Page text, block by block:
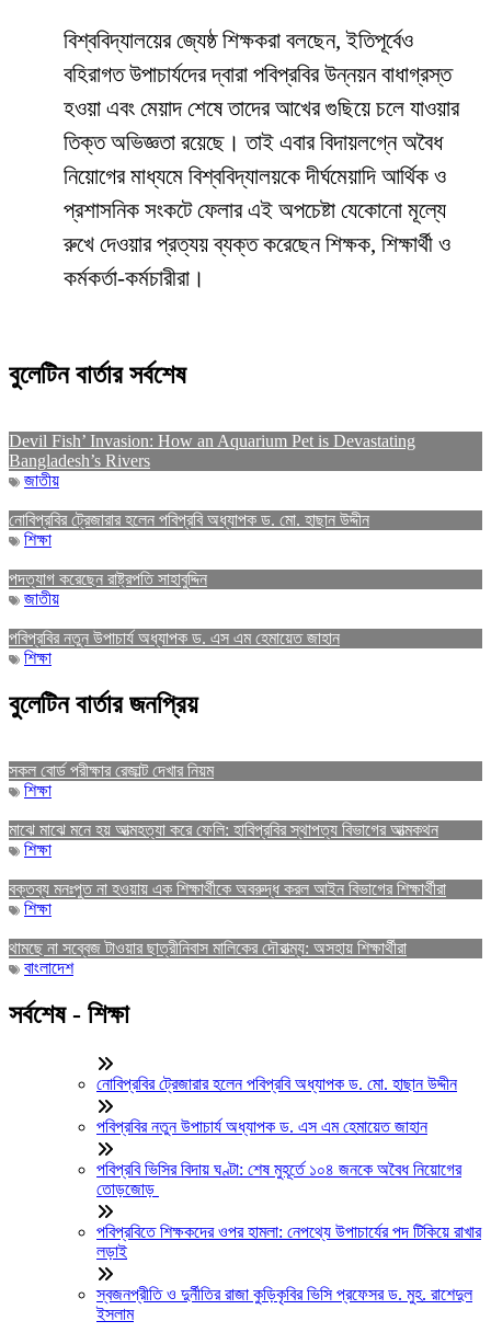
​বিশ্ববিদ্যালয়ের জ্যেষ্ঠ শিক্ষকরা বলছেন, ইতিপূর্বেও
বহিরাগত উপাচার্যদের দ্বারা পবিপ্রবির উন্নয়ন বাধাগ্রস্ত
হওয়া এবং মেয়াদ শেষে তাদের আখের গুছিয়ে চলে যাওয়ার
তিক্ত অভিজ্ঞতা রয়েছে। তাই এবার বিদায়লগ্নে অবৈধ
নিয়োগের মাধ্যমে বিশ্ববিদ্যালয়কে দীর্ঘমেয়াদি আর্থিক ও
প্রশাসনিক সংকটে ফেলার এই অপচেষ্টা যেকোনো মূল্যে
রুখে দেওয়ার প্রত্যয় ব্যক্ত করেছেন শিক্ষক, শিক্ষার্থী ও
কর্মকর্তা-কর্মচারীরা।
বুলেটিন বার্তার সর্বশেষ
Devil Fish’ Invasion: How an Aquarium Pet is Devastating
Bangladesh’s Rivers
জাতীয়
নোবিপ্রবির ট্রেজারার হলেন পবিপ্রবি অধ্যাপক ড. মো. হাছান উদ্দীন
শিক্ষা
পদত্যাগ করেছেন রাষ্ট্রপতি সাহাবুদ্দিন
জাতীয়
পবিপ্রবির নতুন উপাচার্য অধ্যাপক ড. এস এম হেমায়েত জাহান
শিক্ষা
বুলেটিন বার্তার জনপ্রিয়
সকল বোর্ড পরীক্ষার রেজাল্ট দেখার নিয়ম
শিক্ষা
মাঝে মাঝে মনে হয় আত্মহত্যা করে ফেলি: হাবিপ্রবির স্থাপত্য বিভাগের আত্মকথন
শিক্ষা
বক্তব্য মনঃপুত না হওয়ায় এক শিক্ষার্থীকে অবরুদ্ধ করল আইন বিভাগের শিক্ষার্থীরা
শিক্ষা
থামছে না সব্বেজ টাওয়ার ছাত্রীনিবাস মালিকের দৌরাত্ম্য: অসহায় শিক্ষার্থীরা
বাংলাদেশ
সর্বশেষ - শিক্ষা
নোবিপ্রবির ট্রেজারার হলেন পবিপ্রবি অধ্যাপক ড. মো. হাছান উদ্দীন
পবিপ্রবির নতুন উপাচার্য অধ্যাপক ড. এস এম হেমায়েত জাহান
পবিপ্রবি ভিসির বিদায় ঘণ্টা: শেষ মুহূর্তে ১০৪ জনকে অবৈধ নিয়োগের
তোড়জোড়
পবিপ্রবিতে শিক্ষকদের ওপর হামলা: নেপথ্যে উপাচার্যের পদ টিকিয়ে রাখার
লড়াই
স্বজনপ্রীতি ও দুর্নীতির রাজা কুড়িকৃবির ভিসি প্রফেসর ড. মুহ. রাশেদুল
ইসলাম